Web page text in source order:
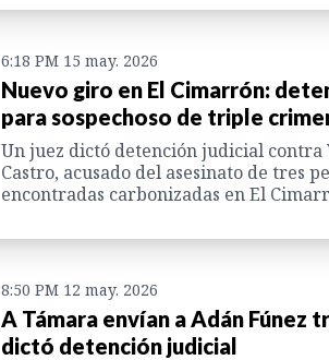
6:18 PM 15 may. 2026
Nuevo giro en El Cimarrón:
para sospechoso de triple
Un juez dictó detención judicial contra
Castro, acusado del asesinato de tres
encontradas carbonizadas en El
8:50 PM 12 may. 2026
A Támara envían a Adán Fúnez
dictó detención judicial